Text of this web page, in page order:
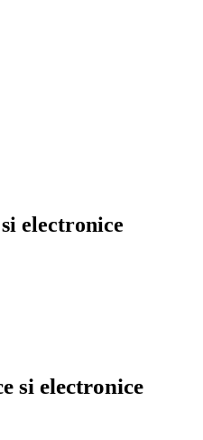
electronice
si electronice